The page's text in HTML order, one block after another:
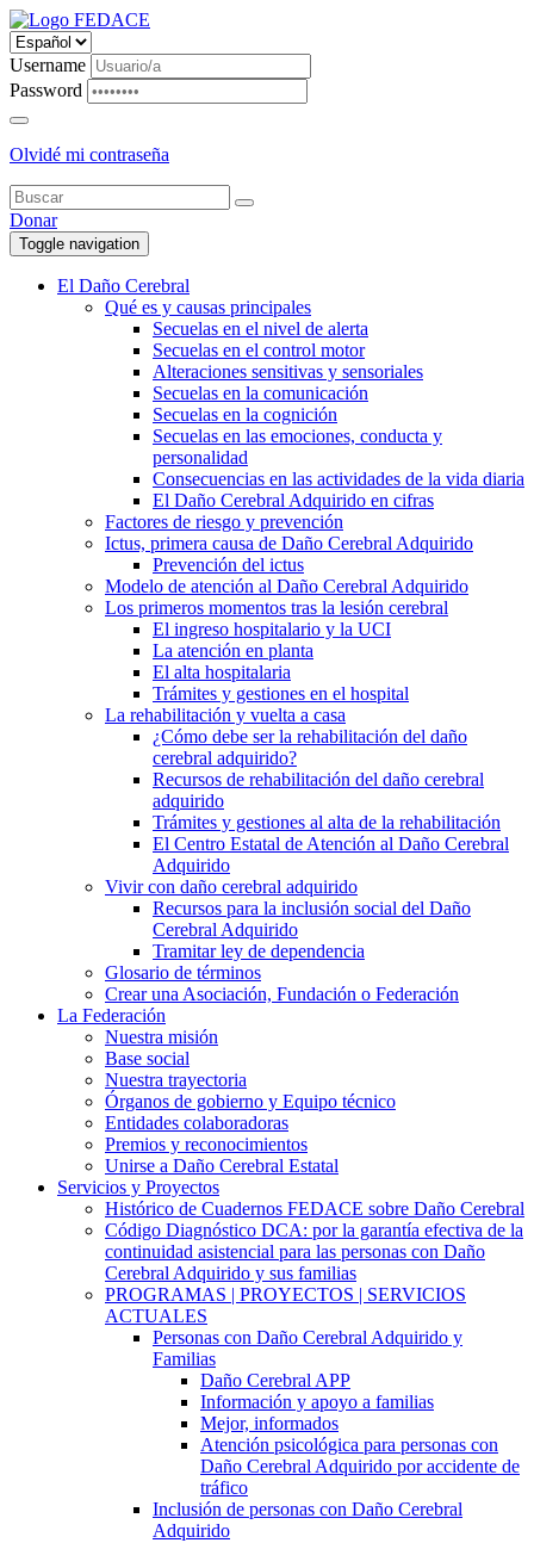
Username
Password
Olvidé mi contraseña
Donar
Toggle navigation
El Daño Cerebral
Qué es y causas principales
Secuelas en el nivel de alerta
Secuelas en el control motor
Alteraciones sensitivas y sensoriales
Secuelas en la comunicación
Secuelas en la cognición
Secuelas en las emociones, conducta y
personalidad
Consecuencias en las actividades de la vida diaria
El Daño Cerebral Adquirido en cifras
Factores de riesgo y prevención
Ictus, primera causa de Daño Cerebral Adquirido
Prevención del ictus
Modelo de atención al Daño Cerebral Adquirido
Los primeros momentos tras la lesión cerebral
El ingreso hospitalario y la UCI
La atención en planta
El alta hospitalaria
Trámites y gestiones en el hospital
La rehabilitación y vuelta a casa
¿Cómo debe ser la rehabilitación del daño
cerebral adquirido?
Recursos de rehabilitación del daño cerebral
adquirido
Trámites y gestiones al alta de la rehabilitación
El Centro Estatal de Atención al Daño Cerebral
Adquirido
Vivir con daño cerebral adquirido
Recursos para la inclusión social del Daño
Cerebral Adquirido
Tramitar ley de dependencia
Glosario de términos
Crear una Asociación, Fundación o Federación
La Federación
Nuestra misión
Base social
Nuestra trayectoria
Órganos de gobierno y Equipo técnico
Entidades colaboradoras
Premios y reconocimientos
Unirse a Daño Cerebral Estatal
Servicios y Proyectos
Histórico de Cuadernos FEDACE sobre Daño Cerebral
Código Diagnóstico DCA: por la garantía efectiva de la
continuidad asistencial para las personas con Daño
Cerebral Adquirido y sus familias
PROGRAMAS | PROYECTOS | SERVICIOS
ACTUALES
Personas con Daño Cerebral Adquirido y
Familias
Daño Cerebral APP
Información y apoyo a familias
Mejor, informados
Atención psicológica para personas con
Daño Cerebral Adquirido por accidente de
tráfico
Inclusión de personas con Daño Cerebral
Adquirido